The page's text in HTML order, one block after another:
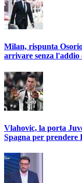
Milan, rispunta
arrivare senza l'addio
Vlahovic, la porta
Spagna per prendere